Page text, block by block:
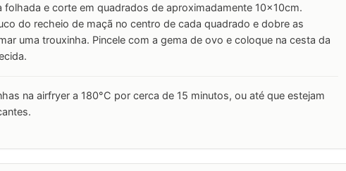
folhada e corte em quadrados de aproximadamente 10x10cm.
do recheio de maçã no centro de cada quadrado e dobre as
uma trouxinha. Pincele com a gema de ovo e coloque na cesta da
na airfryer a 180°C por cerca de 15 minutos, ou até que estejam